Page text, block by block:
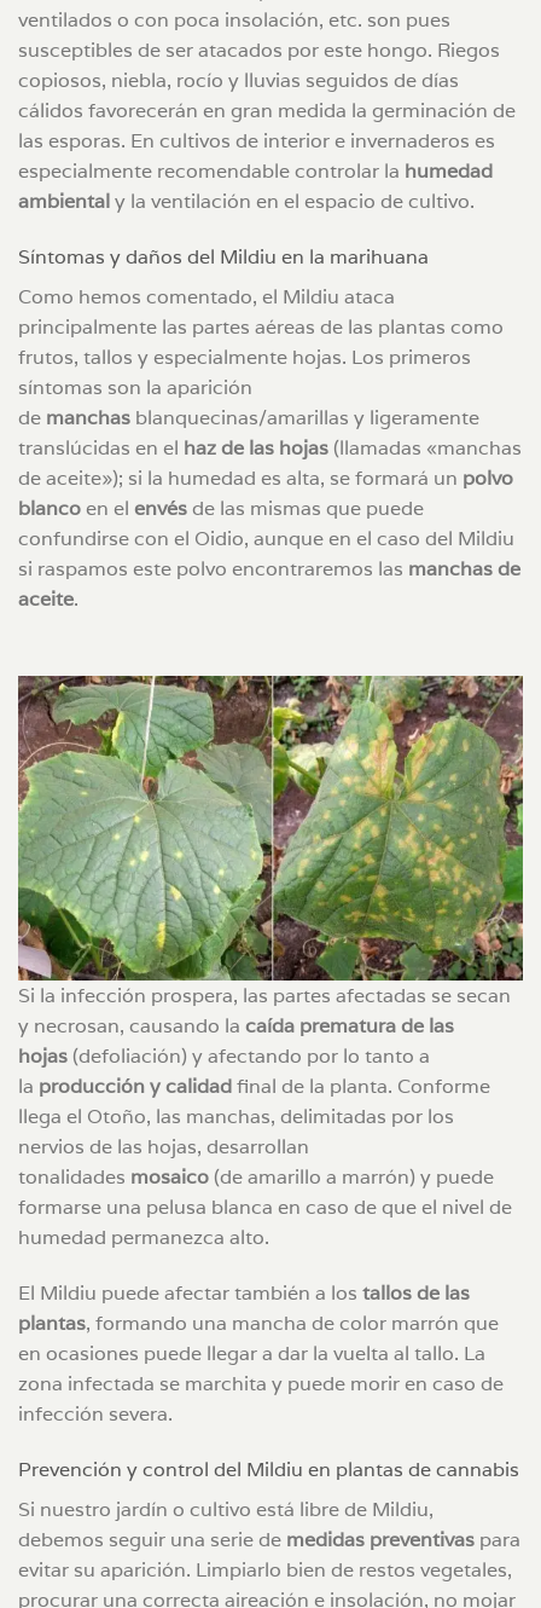
ventilados o con poca insolación, etc. son pues
susceptibles de ser atacados por este hongo. Riegos
copiosos, niebla, rocío y lluvias seguidos de días
cálidos favorecerán en gran medida la germinación de
las esporas. En cultivos de interior e invernaderos es
especialmente recomendable controlar la humedad
ambientaly la ventilación en el espacio de cultivo.
Síntomas y daños del Mildiu en la marihuana
Como hemos comentado, el Mildiu ataca
principalmente las partes aéreas de las plantas como
frutos, tallos y especialmente hojas. Los primeros
síntomas son la aparición
de manchas blanquecinas/amarillas y ligeramente
translúcidas en el haz de las hojas (llamadas «manchas
de aceite»); si la humedad es alta, se formará un polvo
blanco en el envésde las mismas que puede
confundirse con el Oidio, aunque en el caso del Mildiu
si raspamos este polvo encontraremos las manchas de
aceite.
Si la infección prospera, las partes afectadas se secan
y necrosan, causando la caída prematura de las
hojas (defoliación) y afectando por lo tanto a
la producción y calidadfinal de la planta. Conforme
llega el Otoño, las manchas, delimitadas por los
nervios de las hojas, desarrollan
tonalidades mosaico (de amarillo a marrón) y puede
formarse una pelusa blanca en caso de que el nivel de
humedad permanezca alto.
El Mildiu puede afectar también a los tallos de las
plantas, formando una mancha de color marrón que
en ocasiones puede llegar a dar la vuelta al tallo. La
zona infectada se marchita y puede morir en caso de
infección severa.
Prevención y control del Mildiu en plantas de cannabis
Si nuestro jardín o cultivo está libre de Mildiu,
debemos seguir una serie de medidas preventivas para
evitar su aparición. Limpiarlo bien de restos vegetales,
procurar una correcta aireación e insolación, no mojar